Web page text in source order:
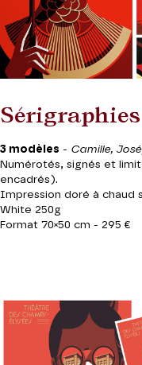
3 modèles - Camille,
Numérotés, signés et
encadrés).
Impression doré à chaud
White 250g
Format 70×50 cm - 295 €